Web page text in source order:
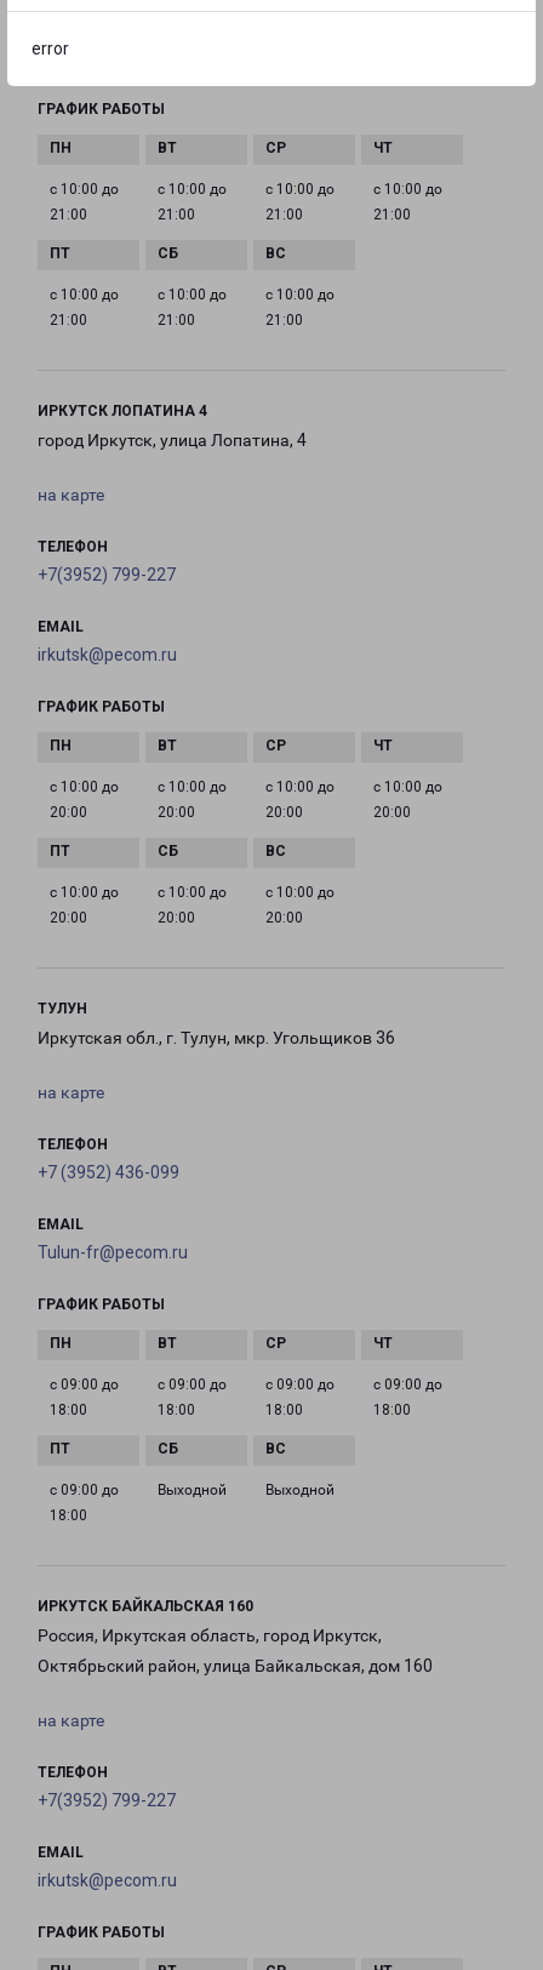
error
irkutsk@pecom.ru
ГРАФИК РАБОТЫ
с 10:00 до
21:00
с 10:00 до
21:00
с 10:00 до
21:00
с 10:00 до
21:00
с 10:00 до
21:00
с 10:00 до
21:00
с 10:00 до
21:00
ИРКУТСК ЛОПАТИНА 4
город Иркутск, улица Лопатина, 4
на карте
ТЕЛЕФОН
+7(3952) 799-227
EMAIL
irkutsk@pecom.ru
ГРАФИК РАБОТЫ
с 10:00 до
20:00
с 10:00 до
20:00
с 10:00 до
20:00
с 10:00 до
20:00
с 10:00 до
20:00
с 10:00 до
20:00
с 10:00 до
20:00
ТУЛУН
Иркутская обл., г. Тулун, мкр. Угольщиков 36
на карте
ТЕЛЕФОН
+7 (3952) 436-099
EMAIL
Tulun-fr@pecom.ru
ГРАФИК РАБОТЫ
с 09:00 до
18:00
с 09:00 до
18:00
с 09:00 до
18:00
с 09:00 до
18:00
с 09:00 до
18:00
Выходной Выходной
ИРКУТСК БАЙКАЛЬСКАЯ 160
Россия, Иркутская область, город Иркутск,
Октябрьский район, улица Байкальская, дом 160
на карте
ТЕЛЕФОН
+7(3952) 799-227
EMAIL
irkutsk@pecom.ru
ГРАФИК РАБОТЫ